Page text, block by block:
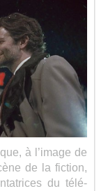
à l’image de
de la fiction,
du télé-